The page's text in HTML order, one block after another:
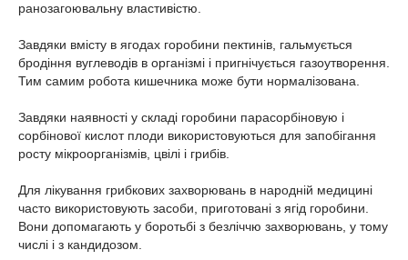
ранозагоювальну властивістю.
Завдяки вмісту в ягодах горобини пектинів, гальмується
бродіння вуглеводів в організмі і пригнічується газоутворення.
Тим самим робота кишечника може бути нормалізована.
Завдяки наявності у складі горобини парасорбіновую і
сорбінової кислот плоди використовуються для запобігання
росту мікроорганізмів, цвілі і грибів.
Для лікування грибкових захворювань в народній медицині
часто використовують засоби, приготовані з ягід горобини.
Вони допомагають у боротьбі з безліччю захворювань, у тому
числі і з кандидозом.